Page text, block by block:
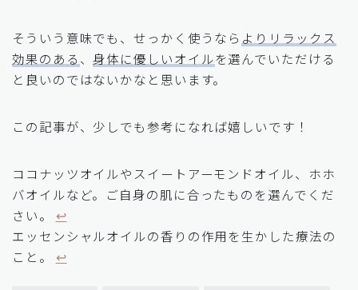
そういう意味でも、せっかく使うなら よりリラックス
効果のある 、身体に優しいオイルを選んでいただける
と良いのではないかなと思います。
この記事が、少しでも参考になれば嬉しいです！
ココナッツオイルやスイートアーモンドオイル、ホホ
バオイルなど。ご自身の肌に合ったものを選んでくだ
さい。 ↩︎
エッセンシャルオイルの香りの作用を生かした療法の
こと。 ↩︎